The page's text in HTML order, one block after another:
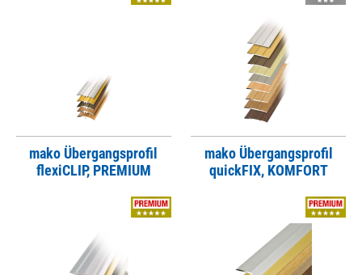
mako Übergangsprofil
flexiCLIP, PREMIUM
mako Übergangsprofil
quickFIX, KOMFORT